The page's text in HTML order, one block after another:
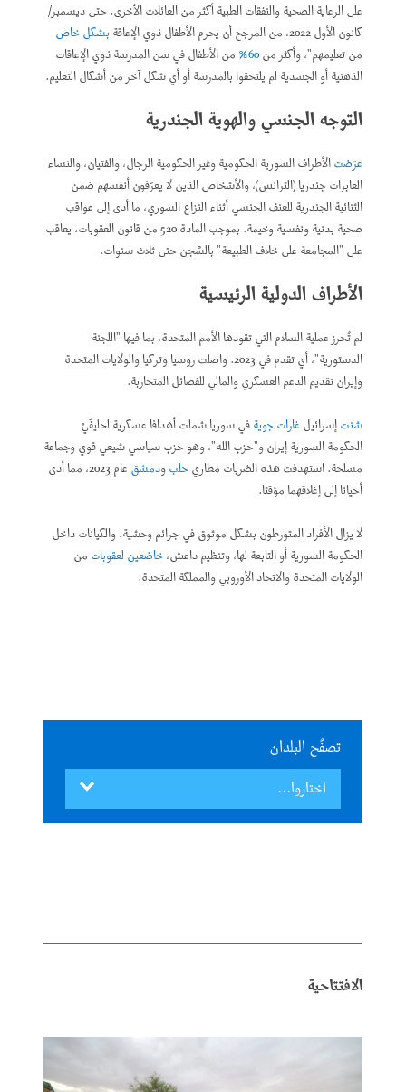
الافتتاحية
على الرعاية الصحية والنفقات الطبية أكثر من العائلات الأخرى. حتى ديسمبر/
كانون الأول 2022، من المرجح أن يحرم الأطفال ذوي الإعاقة
بشكل خاص
من تعليمهم"، وأكثر من60% من الأطفال في سن المدرسة ذوي الإعاقات
الذهنية أو الجسدية لم يلتحقوا بالمدرسة أو أي شكل آخر من أشكال التعليم.
التوجه الجنسي والهوية الجندرية
عرّضتالأطراف السورية الحكومية وغير الحكومية الرجال، والفتيان، والنساء
العابرات جندريا (الترانس)، والأشخاص الذين لا يعرّفون أنفسهم ضمن
الثنائية الجندرية للعنف الجنسي أثناء النزاع السوري، ما أدى إلى عواقب
صحية بدنية ونفسية وخيمة. بموجب المادة 520 من قانون العقوبات، يعاقب
على "المجامعة على خلاف الطبيعة" بالسَّجن حتى ثلاث سنوات.
الأطراف الدولية الرئيسية
لم تُحرز عملية السلام التي تقودها الأمم المتحدة، بما فيها "اللجنة
الدستورية"، أي تقدم في 2023. واصلت روسيا وتركيا والولايات المتحدة
وإيران تقديم الدعم العسكري والمالي للفصائل المتحاربة.
شنتإسرائيلغارات جويةفي سوريا شملت أهدافا عسكرية لحليفَيْ
الحكومة السورية إيران و"حزب الله"، وهو حزب سياسي شيعي قوي وجماعة
مسلحة. استهدفت هذه الضربات مطاريحلبودمشق
عام 2023، مما أدى
أحيانا إلى إغلاقهما مؤقتا.
لا يزال الأفراد المتورطون بشكل موثوق في جرائم وحشية، والكيانات داخل
الحكومة السورية أو التابعة لها، وتنظيم داعش،خاضعين لعقوباتمن
الولايات المتحدة والاتحاد الأوروبي والمملكة المتحدة.
تصفُح البلدان